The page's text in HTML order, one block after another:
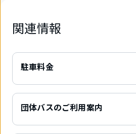
関連情報
駐車料金
団体バスのご利用案内